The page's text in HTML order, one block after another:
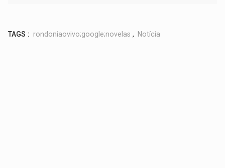
TAGS : rondoniaovivo;google;novelas , Notícia